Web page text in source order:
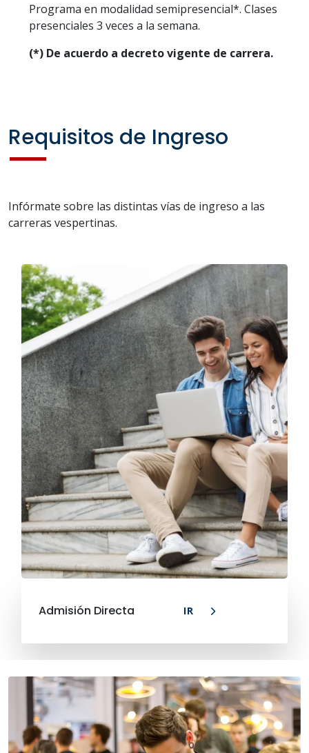
Programa en modalidad semipresencial*. Clases
presenciales 3 veces a la semana.
(*) De acuerdo a decreto vigente de carrera.
Requisitos de Ingreso
Infórmate sobre las distintas vías de ingreso a las
carreras vespertinas.
Admisión Directa IR